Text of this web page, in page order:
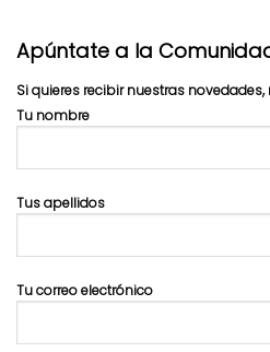
Apúntate a la
Si quieres recibir nuestras
Tu nombre
Tus apellidos
Tu correo electrónico